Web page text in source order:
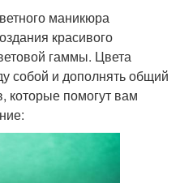
маникюра
красивого
гаммы. Цвета
собой и дополнять общий
которые помогут вам